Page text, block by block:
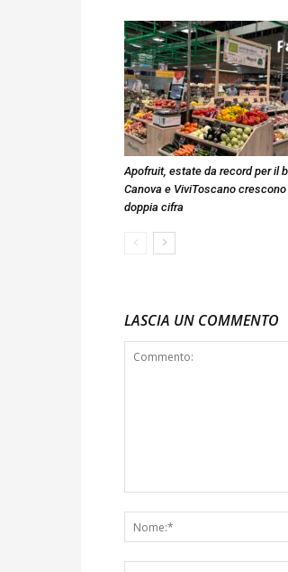
Apofruit, estate da record per il
Canova e ViviToscano crescono
doppia cifra
LASCIA UN COMMENTO